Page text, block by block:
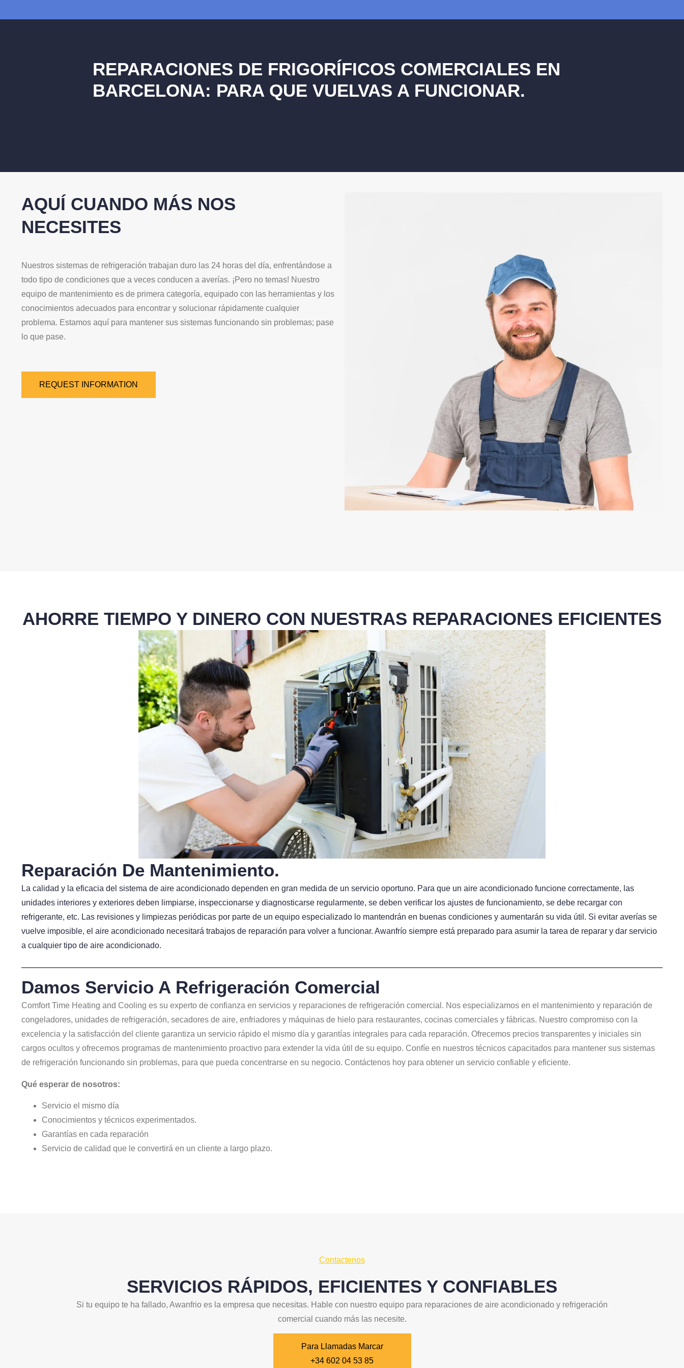
REPARACIONES DE FRIGORÍFICOS COMERCIALES EN
BARCELONA: PARA QUE VUELVAS A FUNCIONAR.
AQUÍ CUANDO MÁS NOS
NECESITES
Nuestros sistemas de refrigeración trabajan duro las 24 horas del día, enfrentándose a
todo tipo de condiciones que a veces conducen a averías. ¡Pero no temas! Nuestro
equipo de mantenimiento es de primera categoría, equipado con las herramientas y los
conocimientos adecuados para encontrar y solucionar rápidamente cualquier
problema. Estamos aquí para mantener sus sistemas funcionando sin problemas; pase
lo que pase.
REQUEST INFORMATION
AHORRE TIEMPO Y DINERO CON NUESTRAS REPARACIONES EFICIENTES
Reparación De Mantenimiento.
La calidad y la eficacia del sistema de aire acondicionado dependen en gran medida de un servicio oportuno. Para que un aire acondicionado funcione correctamente, las
unidades interiores y exteriores deben limpiarse, inspeccionarse y diagnosticarse regularmente, se deben verificar los ajustes de funcionamiento, se debe recargar con
refrigerante, etc. Las revisiones y limpiezas periódicas por parte de un equipo especializado lo mantendrán en buenas condiciones y aumentarán su vida útil. Si evitar averías se
vuelve imposible, el aire acondicionado necesitará trabajos de reparación para volver a funcionar. Awanfrío siempre está preparado para asumir la tarea de reparar y dar servicio
a cualquier tipo de aire acondicionado.
Damos Servicio A Refrigeración Comercial
Comfort Time Heating and Cooling es su experto de confianza en servicios y reparaciones de refrigeración comercial. Nos especializamos en el mantenimiento y reparación de
congeladores, unidades de refrigeración, secadores de aire, enfriadores y máquinas de hielo para restaurantes, cocinas comerciales y fábricas. Nuestro compromiso con la
excelencia y la satisfacción del cliente garantiza un servicio rápido el mismo día y garantías integrales para cada reparación. Ofrecemos precios transparentes y iniciales sin
cargos ocultos y ofrecemos programas de mantenimiento proactivo para extender la vida útil de su equipo. Confíe en nuestros técnicos capacitados para mantener sus sistemas
de refrigeración funcionando sin problemas, para que pueda concentrarse en su negocio. Contáctenos hoy para obtener un servicio confiable y eficiente.
Qué esperar de nosotros:
Servicio el mismo día
Conocimientos y técnicos experimentados.
Garantías en cada reparación
Servicio de calidad que le convertirá en un cliente a largo plazo.
Contactenos
SERVICIOS RÁPIDOS, EFICIENTES Y CONFIABLES
Si tu equipo te ha fallado, Awanfrio es la empresa que necesitas. Hable con nuestro equipo para reparaciones de aire acondicionado y refrigeración
comercial cuando más las necesite.
Para Llamadas Marcar
+34 602 04 53 85